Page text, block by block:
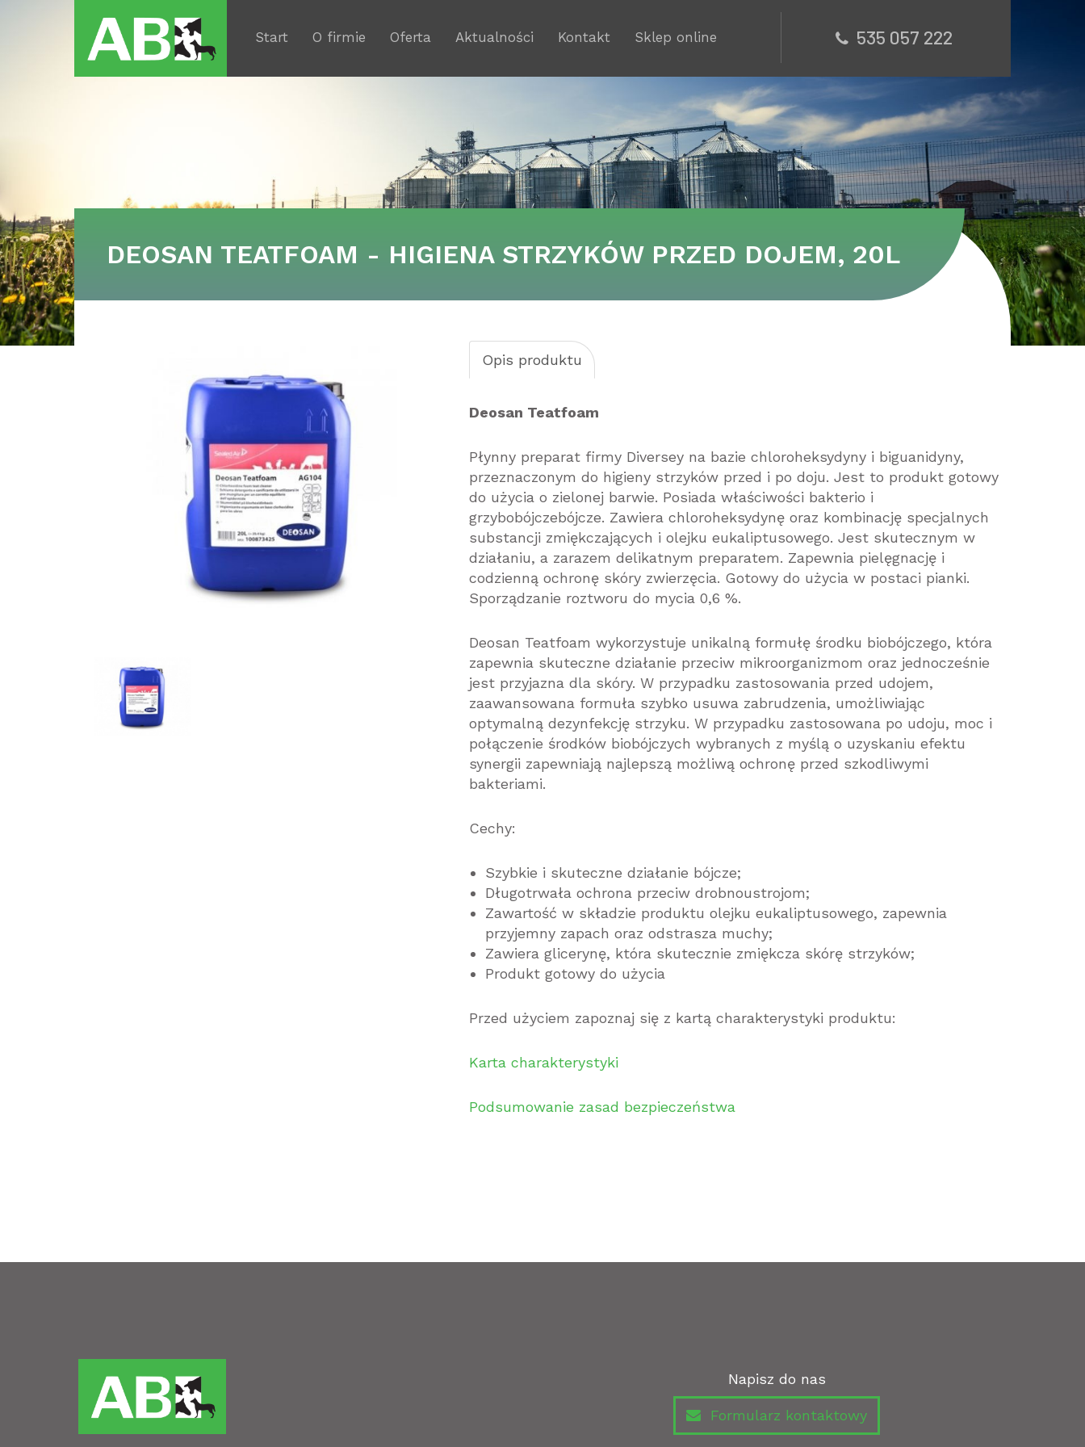
Start O firmie Oferta Aktualności Kontakt Sklep online 535 057 222
DEOSAN TEATFOAM - HIGIENA STRZYKÓW PRZED DOJEM, 20L
Opis produktu
Deosan Teatfoam
Płynny preparat firmy Diversey na bazie chloroheksydyny i biguanidyny,
przeznaczonym do higieny strzyków przed i po doju. Jest to produkt gotowy
do użycia o zielonej barwie. Posiada właściwości bakterio i
grzybobójczebójcze. Zawiera chloroheksydynę oraz kombinację specjalnych
substancji zmiękczających i olejku eukaliptusowego. Jest skutecznym w
działaniu, a zarazem delikatnym preparatem. Zapewnia pielęgnację i
codzienną ochronę skóry zwierzęcia. Gotowy do użycia w postaci pianki.
Sporządzanie roztworu do mycia 0,6 %.
Deosan Teatfoam wykorzystuje unikalną formułę środku biobójczego, która
zapewnia skuteczne działanie przeciw mikroorganizmom oraz jednocześnie
jest przyjazna dla skóry. W przypadku zastosowania przed udojem,
zaawansowana formuła szybko usuwa zabrudzenia, umożliwiając
optymalną dezynfekcję strzyku. W przypadku zastosowana po udoju, moc i
połączenie środków biobójczych wybranych z myślą o uzyskaniu efektu
synergii zapewniają najlepszą możliwą ochronę przed szkodliwymi
bakteriami.
Cechy:
Szybkie i skuteczne działanie bójcze;
Długotrwała ochrona przeciw drobnoustrojom;
Zawartość w składzie produktu olejku eukaliptusowego, zapewnia
przyjemny zapach oraz odstrasza muchy;
Zawiera glicerynę, która skutecznie zmiękcza skórę strzyków;
Produkt gotowy do użycia
Przed użyciem zapoznaj się z kartą charakterystyki produktu:
Karta charakterystyki
Podsumowanie zasad bezpieczeństwa
Napisz do nas
Formularz kontaktowy